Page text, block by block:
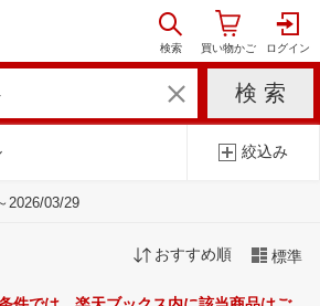
絞込み
2026/03/29
おすすめ順 標準